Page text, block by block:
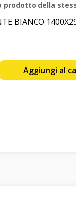
prodotto della
Aggiungi al